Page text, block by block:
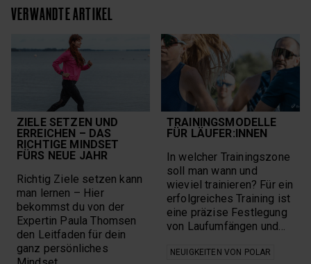
VERWANDTE ARTIKEL
ZIELE SETZEN UND
ERREICHEN – DAS
RICHTIGE MINDSET
FÜRS NEUE JAHR
Richtig Ziele setzen kann
man lernen – Hier
bekommst du von der
Expertin Paula Thomsen
den Leitfaden für dein
ganz persönliches
TRAININGSMODELLE
FÜR LÄUFER:INNEN
In welcher Trainingszone
soll man wann und
wieviel trainieren? Für ein
erfolgreiches Training ist
eine präzise Festlegung
von Laufumfängen und…
NEUIGKEITEN VON POLAR